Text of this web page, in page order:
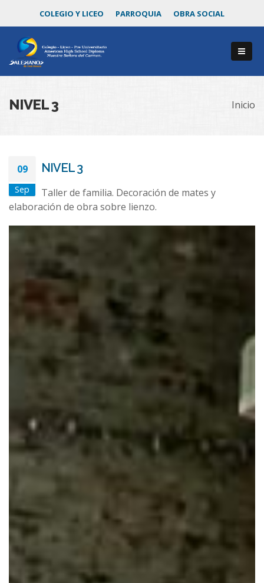
COLEGIO Y LICEO PARROQUIA OBRA SOCIAL
NIVEL 3 Inicio
09
Sep
NIVEL 3
Taller de familia. Decoración de mates y
elaboración de obra sobre lienzo.